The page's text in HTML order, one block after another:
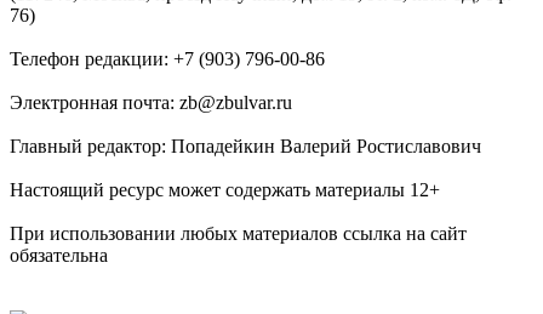
76)
Телефон редакции: +7 (903) 796-00-86
Электронная почта: zb@zbulvar.ru
Главный редактор: Попадейкин Валерий Ростиславович
Настоящий ресурс может содержать материалы 12+
При использовании любых материалов ссылка на сайт
обязательна